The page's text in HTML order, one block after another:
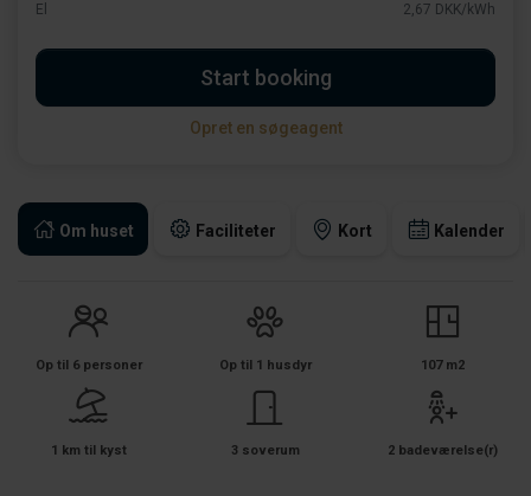
Om huset Faciliteter Kort Kalender
Op til 6 personer Op til 1 husdyr 107 m2
1 km til kyst 3 soverum 2 badeværelse(r)
El 2,67 DKK/kWh
Start booking
Opret en søgeagent